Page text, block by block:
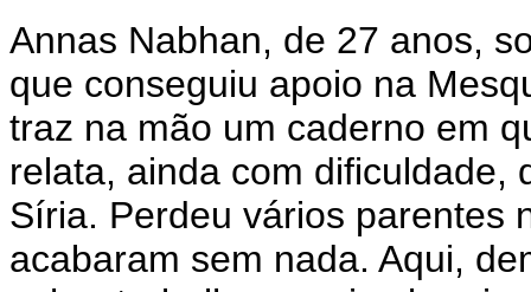
Annas Nabhan, de 27 anos,
que conseguiu apoio na
traz na mão um caderno em
relata, ainda com dificuldade,
Síria. Perdeu vários parentes
acabaram sem nada. Aqui,